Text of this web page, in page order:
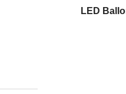
LED
The price depends